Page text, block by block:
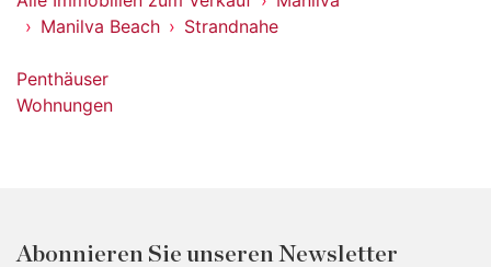
Manilva Beach
Strandnahe
Penthäuser
Wohnungen
Abonnieren Sie unseren Newsletter